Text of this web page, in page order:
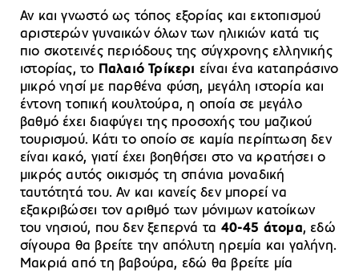
Αν και γνωστό ως τόπος εξορίας και εκτοπισμού
αριστερών γυναικών όλων των ηλικιών κατά τις
πιο σκοτεινές περιόδους της σύγχρονης ελληνικής
ιστορίας, το Παλαιό Τρίκερι είναι ένα καταπράσινο
μικρό νησί με παρθένα φύση, μεγάλη ιστορία και
έντονη τοπική κουλτούρα, η οποία σε μεγάλο
βαθμό έχει διαφύγει της προσοχής του μαζικού
τουρισμού. Κάτι το οποίο σε καμία περίπτωση δεν
είναι κακό, γιατί έχει βοηθήσει στο να κρατήσει ο
μικρός αυτός οικισμός τη σπάνια μοναδική
ταυτότητά του. Αν και κανείς δεν μπορεί να
εξακριβώσει τον αριθμό των μόνιμων κατοίκων
του νησιού, που δεν ξεπερνά τα 40-45 άτομα, εδώ
σίγουρα θα βρείτε την απόλυτη ηρεμία και γαλήνη.
Μακριά από τη βαβούρα, εδώ θα βρείτε μία